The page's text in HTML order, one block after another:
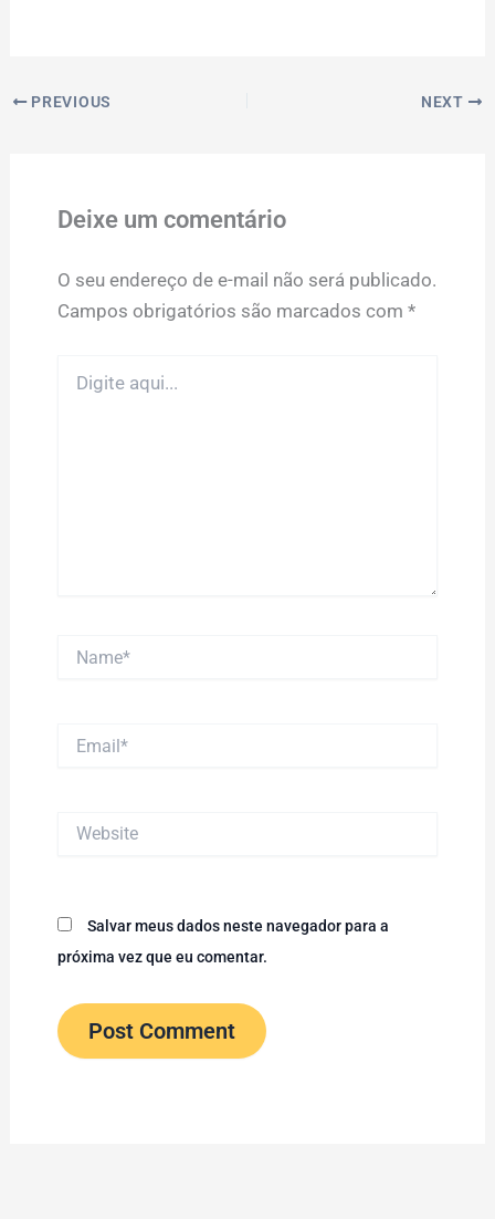
PREVIOUS NEXT
Deixe um comentário
O seu endereço de e-mail não será publicado.
Campos obrigatórios são marcados com *
aqui...
Salvar meus dados neste navegador para a
próxima vez que eu comentar.